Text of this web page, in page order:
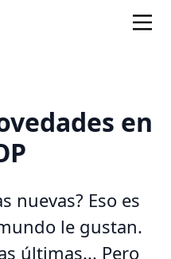
en
nuevas? Eso es
le gustan.
últimas... Pero